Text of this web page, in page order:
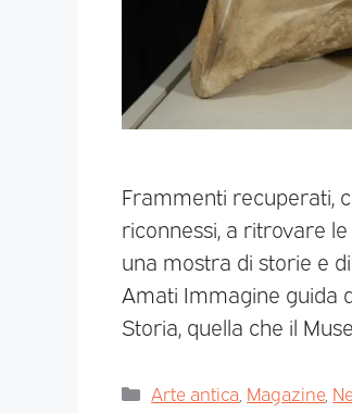
Frammenti recuperati,
riconnessi, a ritrovare
una mostra di storie e
Amati Immagine guida
Storia, quella che il
Arte antica Magazine,